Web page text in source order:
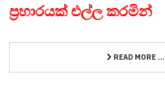
ප්‍රහාරයක් එල්ල කරමින්
READ MORE ...